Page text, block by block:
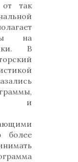
от так
на
В
и
более